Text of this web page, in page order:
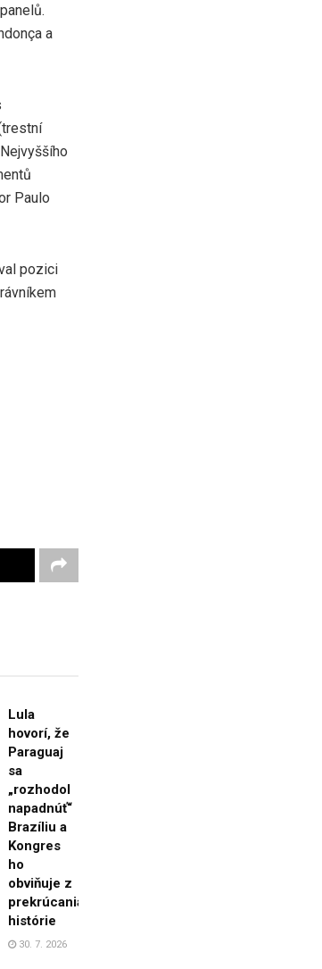
a
Paulo
pozici
Lula
hovorí, že
Paraguaj
sa
„rozhodol
napadnúť“
Brazíliu a
Kongres
ho
obviňuje z
prekrúcania
histórie
30. 7. 2026